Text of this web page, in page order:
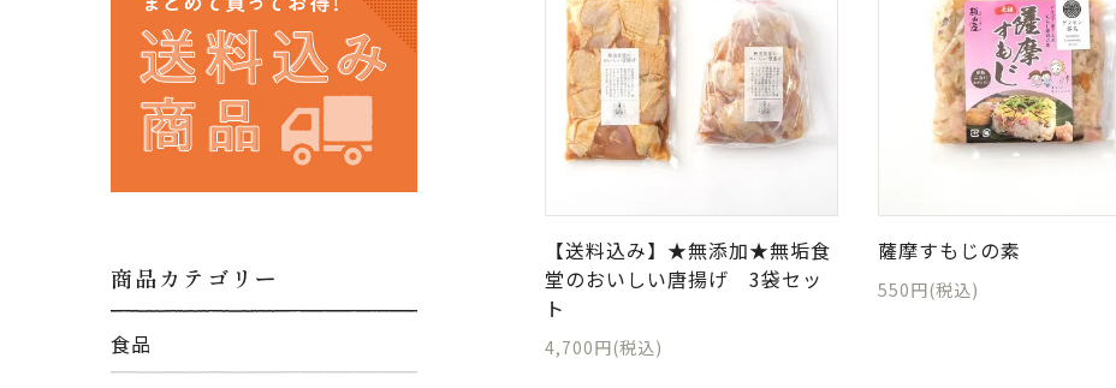
商品カテゴリー
食品
【送料込み】★無添加★無垢食
堂のおいしい唐揚げ 3袋セッ
ト
4,700円(税込)
薩摩すもじの素
550円(税込)